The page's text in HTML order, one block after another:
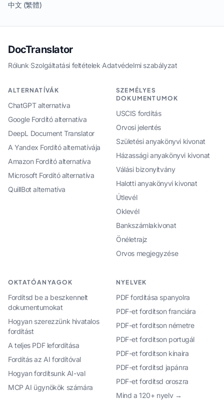
中文 (繁體)
DocTranslator
Rólunk·Szolgáltatási feltételek·Adatvédelmi szabályzat
ALTERNATÍVÁK
ChatGPT alternatíva
Google Fordító alternatíva
DeepL Document Translator
A Yandex Fordító alternatívája
Amazon Fordító alternatíva
Microsoft Fordító alternatíva
QuillBot alternatíva
SZEMÉLYES
DOKUMENTUMOK
USCIS fordítás
Orvosi jelentés
Születési anyakönyvi kivonat
Házassági anyakönyvi kivonat
Válási bizonyítvány
Halotti anyakönyvi kivonat
Útlevél
Oklevél
Bankszámlakivonat
Önéletrajz
Orvos megjegyzése
OKTATÓANYAGOK
Fordítsd be a beszkennelt
dokumentumokat
Hogyan szerezzünk hivatalos
fordítást
A teljes PDF lefordítása
Fordítás az AI fordítóval
Hogyan fordítsunk AI-val
MCP AI ügynökök számára
NYELVEK
PDF fordítása spanyolra
PDF-et fordítson franciára
PDF-et fordítson németre
PDF-et fordítson portugál
PDF-et fordítson kínaira
PDF-et fordítsd japánra
PDF-et fordítsd oroszra
Mind a 120+ nyelv →